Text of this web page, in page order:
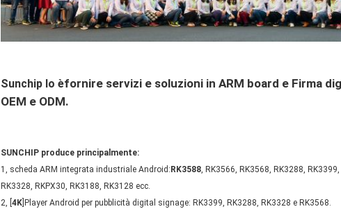
Sunchip lo èfornire servizi e soluzioni in ARM board e Firma
OEM e ODM.
SUNCHIP produce principalmente:
1, scheda ARM integrata industriale Android: RK3588, RK3566, RK3568, RK3288, RK3399,
RK3328, RKPX30, RK3188, RK3128 ecc.
2, [ 4K ]Player Android per pubblicità digital signage: RK3399, RK3288, RK3328 e RK3568.